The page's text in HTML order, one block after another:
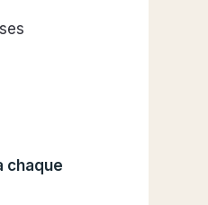
chaque